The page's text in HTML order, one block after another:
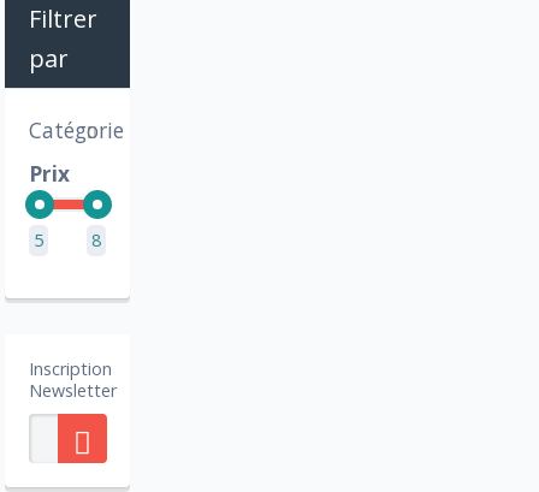
Filtrer
par
Catégorie
Prix
5 8
Inscription
Newsletter